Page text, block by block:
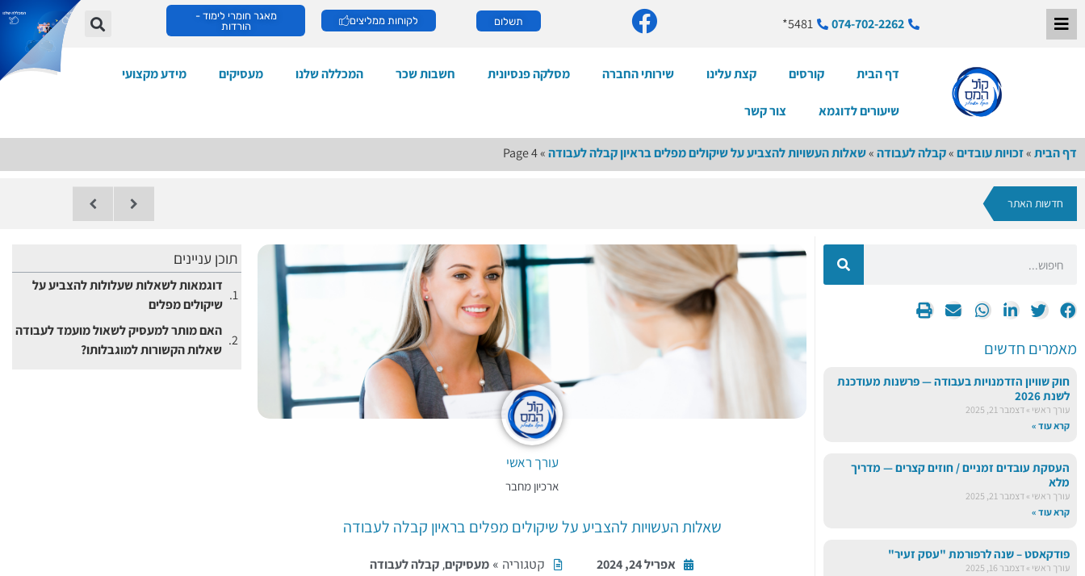
074-702-2262
5481* תשלום לקוחות ממליצים
מאגר חומרי לימוד -
הורדות
דף הבית קורסים קצת עלינו שירותי החברה מסלקה פנסיונית חשבות שכר המכללה שלנו מעסיקים מידע מקצועי
שיעורים לדוגמא צור קשר
דף הבית»זכויות עובדים»קבלה לעבודה»שאלות העשויות להצביע על שיקולים מפלים בראיון קבלה לעבודה»
חדשות האתר
מאמרים חדשים
חוק שוויון הזדמנויות בעבודה — פרשנות מעודכנת
לשנת 2026
עורך ראשי
דצמבר 21, 2025
קרא עוד »
העסקת עובדים זמניים / חוזים קצרים — מדריך
מלא
עורך ראשי
דצמבר 21, 2025
קרא עוד »
פודקאסט – שנה לרפורמת "עסק זעיר"
עורך ראשי
דצמבר 16, 2025
עורך ראשי
ארכיון מחבר
שאלות העשויות להצביע על שיקולים מפלים בראיון קבלה לעבודה
אפריל 24, 2024 קטגוריה » מעסיקים,קבלה לעבודה
תוכן עניינים
דוגמאות לשאלות שעלולות להצביע על
שיקולים מפלים
האם מותר למעסיק לשאול מועמד לעבודה
שאלות הקשורות למוגבלותו?